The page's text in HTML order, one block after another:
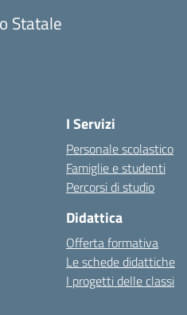
Statale
I Servizi
Personale scolastico
Famiglie e studenti
Percorsi di studio
Didattica
Offerta formativa
Le schede didattiche
I progetti delle classi